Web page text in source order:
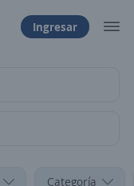
Ingresar
Categoría